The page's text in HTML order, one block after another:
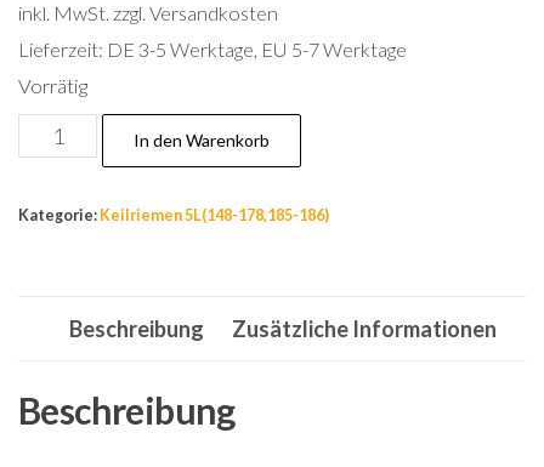
inkl. MwSt. zzgl. Versandkosten
Lieferzeit: DE 3-5 Werktage, EU 5-7 Werktage
Vorrätig
Nr.169
Keilriemen,
Aufsitzmäher,
5L
In den Warenkorb
Kategorie: Keilriemen 5L(148-178,185-186)
Beschreibung Zusätzliche Informationen
Beschreibung